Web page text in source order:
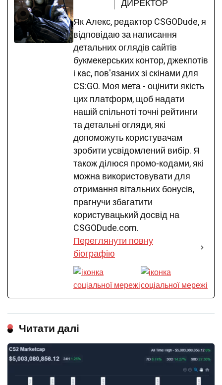
ДИРЕКТОР
Як Алекс, редактор CSGODude, я
відповідаю за написання
детальних оглядів сайтів
букмекерських контор, джекпотів
і кас, пов'язаних зі скінами для
CS:GO. Моя мета - оцінити якість
цих платформ, щоб надати
нашій спільноті точні рейтинги
та детальні огляди, які
допоможуть користувачам
зробити усвідомлений вибір. Я
також ділюся промо-кодами, які
можна використовувати для
отримання вітальних бонусів,
прагнучи збагатити
користувацький досвід на
CSGODude.com.
Переглянути повну
біографію
Читати далі